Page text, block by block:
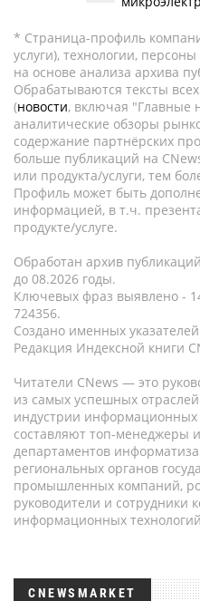
* Страница-профиль
услуги), технологии,
на основе анализа архива
Обрабатываются тексты
(новости, включая "Главные
аналитические обзоры
содержание партнёрских
больше публикаций на
или продукта/услуги, тем
Профиль может быть
информацией, в т.ч.
продукте/услуге.
Обработан архив
до 08.2026 годы.
Ключевых фраз выявлено -
724356.
Создано именных
Редакция Индексной книги
Читатели CNews — это
из самых успешных
индустрии информационных
составляют топ-менеджеры
департаментов
региональных органов
промышленных компаний,
руководители и сотрудники
информационных технологий
CNEWSMARKET